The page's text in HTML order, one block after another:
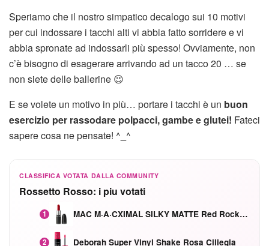
Speriamo che il nostro simpatico decalogo sui 10 motivi
per cui indossare i tacchi alti vi abbia fatto sorridere e vi
abbia spronate ad indossarli più spesso! Ovviamente, non
c’è bisogno di esagerare arrivando ad un tacco 20 … se
non siete delle ballerine 😉
E se volete un motivo in più… portare i tacchi è un buon
esercizio per rassodare polpacci, gambe e glutei! Fateci
sapere cosa ne pensate! ^_^
CLASSIFICA VOTATA DALLA COMMUNITY
Rossetto Rosso: i piu votati
1 MAC M·A·CXIMAL SILKY MATTE Red Rock mat
2 Deborah Super Vinyl Shake Rosa Ciliegia